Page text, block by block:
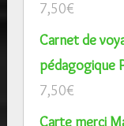
7,50€
Carnet de
pédagogique
7,50€
Carte merci